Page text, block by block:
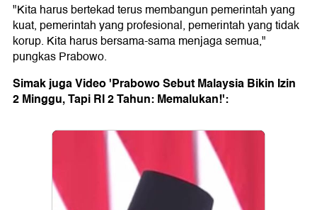
"Kita harus bertekad terus membangun pemerintah yang
kuat, pemerintah yang profesional, pemerintah yang tidak
korup. Kita harus bersama-sama menjaga semua,"
pungkas Prabowo.
Simak juga Video 'Prabowo Sebut Malaysia Bikin Izin
2 Minggu, Tapi RI 2 Tahun: Memalukan!':